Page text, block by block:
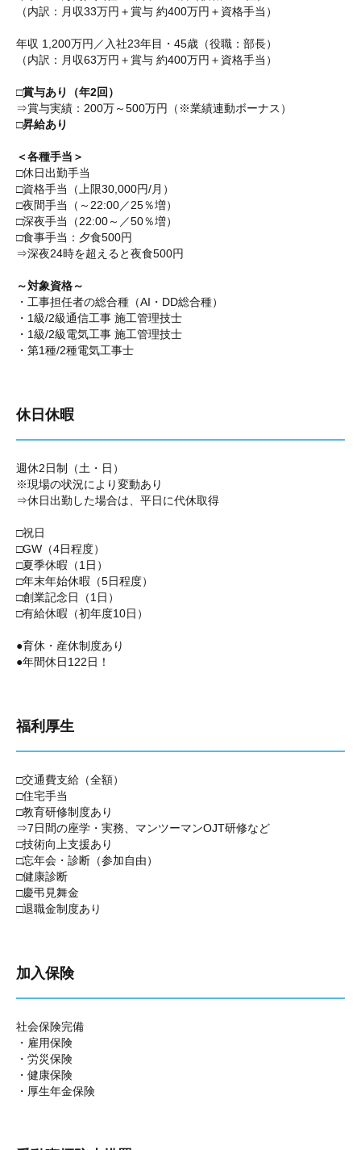
（内訳：月収33万円＋賞与 約400万円＋資格手当）
年収 1,200万円／入社23年目・45歳（役職：部長）
（内訳：月収63万円＋賞与 約400万円＋資格手当）
□賞与あり（年2回）
⇒賞与実績：200万～500万円（※業績連動ボーナス）
□昇給あり
＜各種手当＞
□休日出勤手当
□資格手当（上限30,000円/月）
□夜間手当（～22:00／25％増）
□深夜手当（22:00～／50％増）
□食事手当：夕食500円
⇒深夜24時を超えると夜食500円
～対象資格～
・工事担任者の総合種（AI・DD総合種）
・1級/2級通信工事 施工管理技士
・1級/2級電気工事 施工管理技士
・第1種/2種電気工事士
休日休暇
週休2日制（土・日）
※現場の状況により変動あり
⇒休日出勤した場合は、平日に代休取得
□祝日
□GW（4日程度）
□夏季休暇（1日）
□年末年始休暇（5日程度）
□創業記念日（1日）
□有給休暇（初年度10日）
●育休・産休制度あり
●年間休日122日！
福利厚生
□交通費支給（全額）
□住宅手当
□教育研修制度あり
⇒7日間の座学・実務、マンツーマンOJT研修など
□技術向上支援あり
□忘年会・診断（参加自由）
□健康診断
□慶弔見舞金
□退職金制度あり
加入保険
社会保険完備
・雇用保険
・労災保険
・健康保険
・厚生年金保険